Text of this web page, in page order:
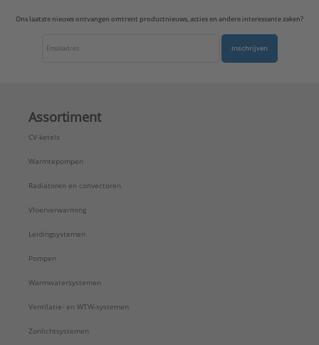
Type:
CD569-1NAUABR
Serie:
CD range
Ons laatste nieuws ontvangen omtrent productnieuws, acties en andere interessante zaken?
Inschrijven
Assortiment
CV-ketels
Warmtepompen
Radiatoren en convectoren
Vloerverwarming
Leidingsystemen
Pompen
Warmwatersystemen
Ventilatie- en WTW-systemen
Zonlichtsystemen